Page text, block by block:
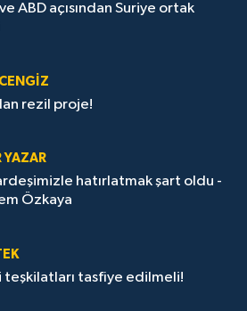
ABD açısından Suriye ortak
rezil proje!
YAZAR
hatırlatmak şart oldu -
Özkaya
teşkilatları tasfiye edilmeli!